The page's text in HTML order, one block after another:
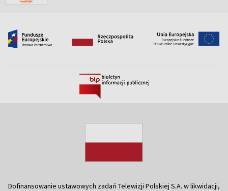
Dofinansowanie ustawowych zadań Telewizji Polskiej S.A. w likwidacji,